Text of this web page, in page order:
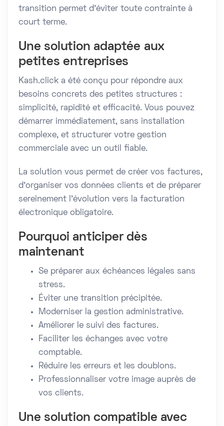
transition permet d’éviter toute contrainte à
court terme.
Une solution adaptée aux
petites entreprises
Kash.click a été conçu pour répondre aux
besoins concrets des petites structures :
simplicité, rapidité et efficacité. Vous pouvez
démarrer immédiatement, sans installation
complexe, et structurer votre gestion
commerciale avec un outil fiable.
La solution vous permet de créer vos factures,
d’organiser vos données clients et de préparer
sereinement l’évolution vers la facturation
électronique obligatoire.
Pourquoi anticiper dès
maintenant
Se préparer aux échéances légales sans
stress.
Éviter une transition précipitée.
Moderniser la gestion administrative.
Améliorer le suivi des factures.
Faciliter les échanges avec votre
comptable.
Réduire les erreurs et les doublons.
Professionnaliser votre image auprès de
vos clients.
Une solution compatible avec